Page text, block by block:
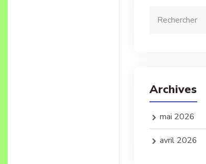
Archives
mai 2026
avril 2026